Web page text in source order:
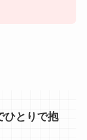
ひとりで抱